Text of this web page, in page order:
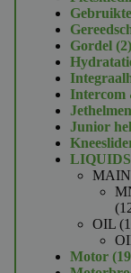
Gordel 22
Intercom
Jethelmen
Junior
OIL
Motor